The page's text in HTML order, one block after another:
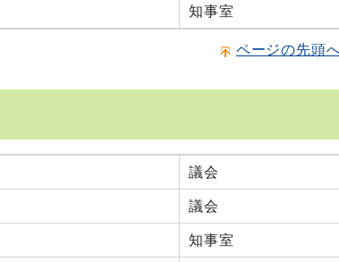
知事室
ページの先頭
議会
議会
知事室